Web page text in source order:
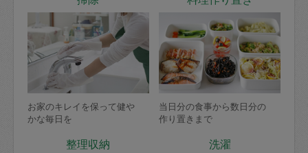
お家のキレイを保って健や
かな毎日を
当日分の食事から数日分の
作り置きまで
整理収納 洗濯